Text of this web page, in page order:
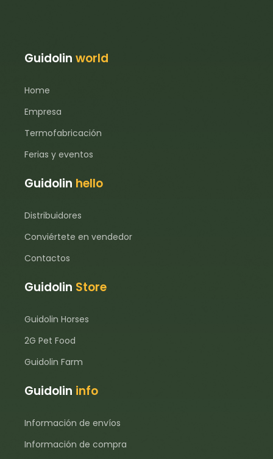
Guidolinworld
Home
Empresa
Termofabricación
Ferias y eventos
Guidolin hello
Distribuidores
Conviértete en vendedor
Contactos
Guidolin Store
Guidolin Horses
2G Pet Food
Guidolin Farm
Guidolin info
Información de envíos
Información de compra